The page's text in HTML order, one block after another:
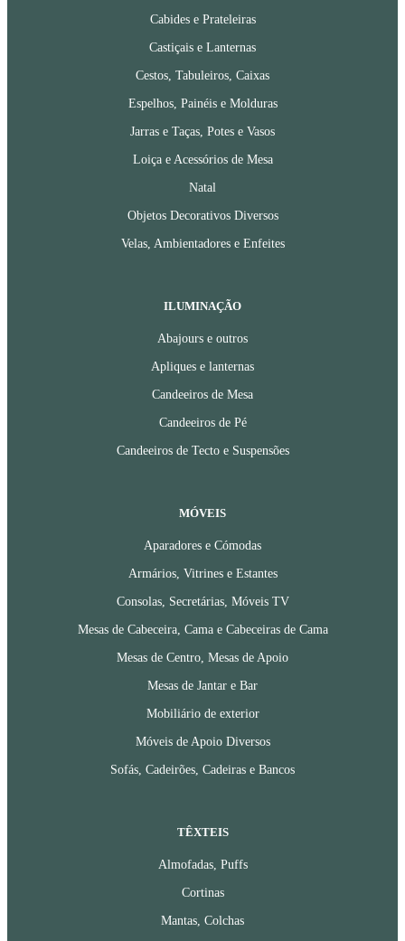
Cabides e Prateleiras
Castiçais e Lanternas
Cestos, Tabuleiros, Caixas
Espelhos, Painéis e Molduras
Jarras e Taças, Potes e Vasos
Loiça e Acessórios de Mesa
Natal
Objetos Decorativos Diversos
Velas, Ambientadores e Enfeites
ILUMINAÇÃO
Abajours e outros
Apliques e lanternas
Candeeiros de Mesa
Candeeiros de Pé
Candeeiros de Tecto e Suspensões
MÓVEIS
Aparadores e Cómodas
Armários, Vitrines e Estantes
Consolas, Secretárias, Móveis TV
Mesas de Cabeceira, Cama e Cabeceiras de Cama
Mesas de Centro, Mesas de Apoio
Mesas de Jantar e Bar
Mobiliário de exterior
Móveis de Apoio Diversos
Sofás, Cadeirões, Cadeiras e Bancos
TÊXTEIS
Almofadas, Puffs
Cortinas
Mantas, Colchas